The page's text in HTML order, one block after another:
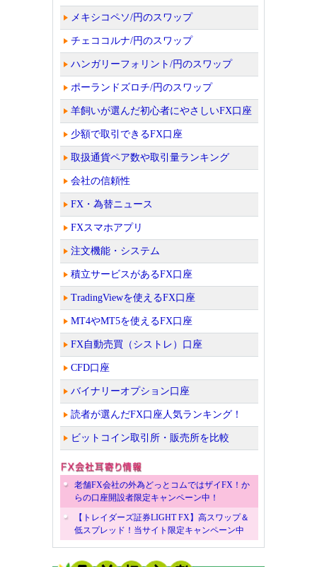
メキシコペソ/円のスワップ
チェココルナ/円のスワップ
ハンガリーフォリント/円のスワップ
ポーランドズロチ/円のスワップ
羊飼いが選んだ初心者にやさしいFX口座
少額で取引できるFX口座
取扱通貨ペア数や取引量ランキング
会社の信頼性
FX・為替ニュース
FXスマホアプリ
注文機能・システム
積立サービスがあるFX口座
TradingViewを使えるFX口座
MT4やMT5を使えるFX口座
FX自動売買（シストレ）口座
CFD口座
バイナリーオプション口座
読者が選んだFX口座人気ランキング！
ビットコイン取引所・販売所を比較
老舗FX会社の外為どっとコムではザイFX！か
らの口座開設者限定キャンペーン中！
【トレイダーズ証券LIGHT FX】高スワップ＆
低スプレッド！当サイト限定キャンペーン中